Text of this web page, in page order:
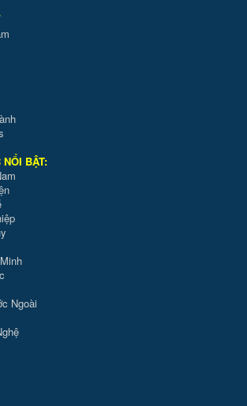
NỔI BẬT:
Ngoài